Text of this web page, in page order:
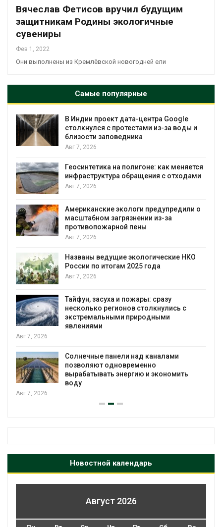
Вячеслав Фетисов вручил будущим
защитникам Родины экологичные
сувениры
Фев 1, 2022
Они выполнены из Кремлёвской новогодней ели
Самые популярные
В Индии проект дата-центра Google
столкнулся с протестами из-за воды и
близости заповедника
Авг 7, 2026
Геосинтетика на полигоне: как меняется
инфраструктура обращения с отходами
Авг 7, 2026
Американские экологи предупредили о
масштабном загрязнении из-за
противопожарной пены
Авг 7, 2026
Названы ведущие экологические НКО
России по итогам 2025 года
Авг 7, 2026
Тайфун, засуха и пожары: сразу
несколько регионов столкнулись с
экстремальными природными
явлениями
Авг 7, 2026
Солнечные панели над каналами
позволяют одновременно
вырабатывать энергию и экономить
воду
Авг 7, 2026
Новостной календарь
Август 2026